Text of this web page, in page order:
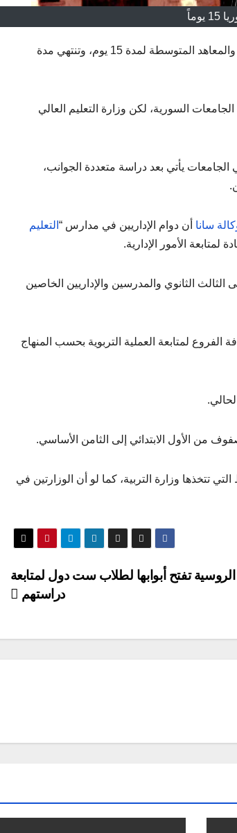
بتعليق الدوام في الجامعات الخاصة والعامة والمعاهد المتوسطة لمدة 15 يوم، وتنتهي مدة
السورية، لكن وزارة التعليم العالي
يأتي بعد دراسة متعددة الجوانب،
سانا أن دوام الإداريين في مدارس “ التعليم
الأمور الإدارية.
الثانوي والمدرسين والإداريين الخاصين
لمتابعة العملية التربوية بحسب المنهاج
من الأول الابتدائي إلى الثامن الأساسي.
تتخذها وزارة التربية، كما لو أن الوزارتين في
الروسية تفتح أبوابها لطلاب ست دول لمتابعة
دراستهم